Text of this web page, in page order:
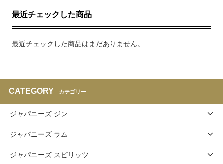
最近チェックした商品
最近チェックした商品はまだありません。
CATEGORY カテゴリー
ジャパニーズ ジン
ジャパニーズ ラム
ジャパニーズ スピリッツ